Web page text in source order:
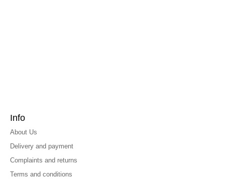
Info
About Us
Delivery and payment
Complaints and returns
Terms and conditions